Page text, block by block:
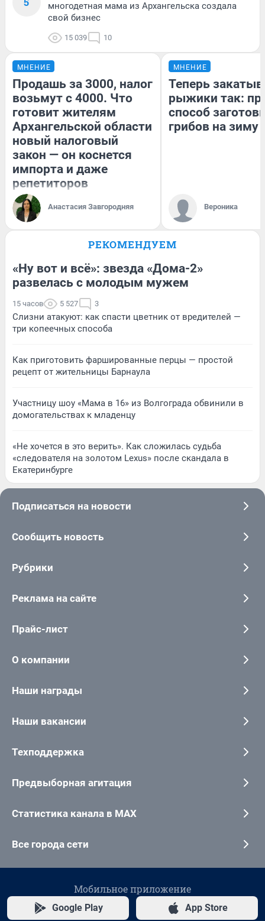
многодетная мама из Архангельска создала
свой бизнес
15 039 10
МНЕНИЕ
Продашь за 3000, налог
возьмут с 4000. Что
готовит жителям
Архангельской области
новый налоговый
закон — он коснется
импорта и даже
репетиторов
Анастасия Завгородняя
МНЕНИЕ
Теперь
рыжики так:
способ
грибов на зиму
Вероника
РЕКОМЕНДУЕМ
«Ну вот и всё»: звезда «Дома-2»
развелась с молодым мужем
15 часов 5 527 3
Слизни атакуют: как спасти цветник от вредителей —
три копеечных способа
Как приготовить фаршированные перцы — простой
рецепт от жительницы Барнаула
Участницу шоу «Мама в 16» из Волгограда обвинили в
домогательствах к младенцу
«Не хочется в это верить». Как сложилась судьба
«следователя на золотом Lexus» после скандала в
Екатеринбурге
Подписаться на новости
Сообщить новость
Рубрики
Реклама на сайте
Прайс-лист
О компании
Наши награды
Наши вакансии
Техподдержка
Предвыборная агитация
Статистика канала в MAX
Все города сети
Мобильное приложение
Google Play App Store